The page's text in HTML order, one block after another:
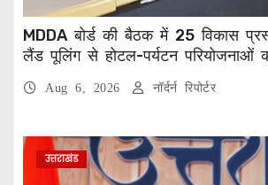
MDDA बोर्ड की बैठक में 25 विकास
लैंड पूलिंग से होटल-पर्यटन परियोजनाओं
Aug 6, 2026 नॉर्दर्न रिपोर्टर
उत्तराखंड